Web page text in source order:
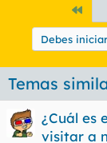
Debes
Temas
¿Cuál es
visitar a